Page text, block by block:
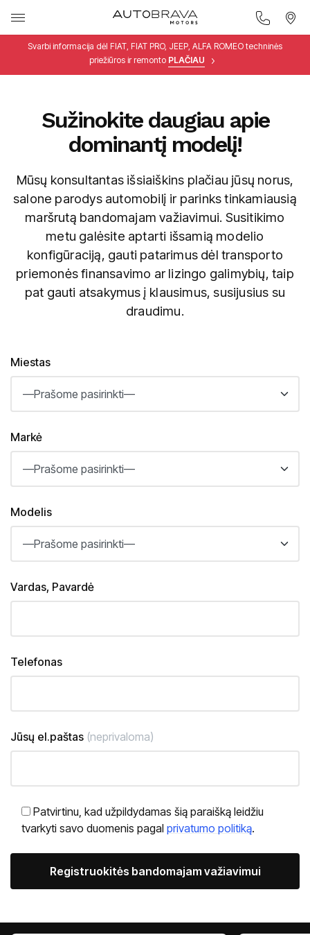
Svarbi informacija dėl FIAT, FIAT PRO, JEEP, ALFA ROMEO techninės
priežiūros ir remonto PLAČIAU
Sužinokite daugiau apie
dominantį modelį!
Mūsų konsultantas išsiaiškins plačiau jūsų norus,
salone parodys automobilį ir parinks tinkamiausią
maršrutą bandomajam važiavimui. Susitikimo
metu galėsite aptarti išsamią modelio
konfigūraciją, gauti patarimus dėl transporto
priemonės finansavimo ar lizingo galimybių, taip
pat gauti atsakymus į klausimus, susijusius su
draudimu.
Miestas
Markė
Modelis
Vardas, Pavardė
Telefonas
Jūsų el.paštas (neprivaloma)
Patvirtinu, kad užpildydamas šią paraišką leidžiu
tvarkyti savo duomenis pagal privatumo politiką.